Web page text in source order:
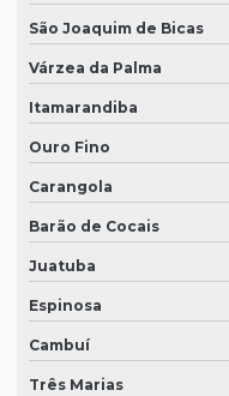
São Joaquim de Bicas
Várzea da Palma
Itamarandiba
Ouro Fino
Carangola
Barão de Cocais
Juatuba
Espinosa
Cambuí
Três Marias